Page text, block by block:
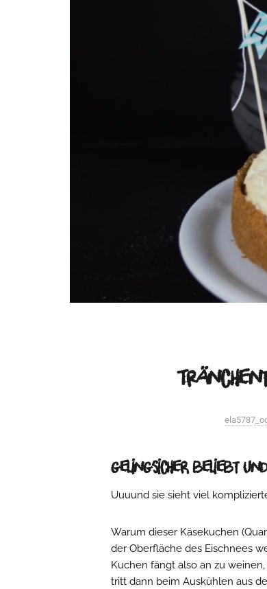
gelingsicher, beliebt
Uuuund sie sieht viel
Warum dieser Käsekuchen
der Oberfläche des Eischnees
Kuchen fängt also an zu
tritt dann beim Auskühlen aus